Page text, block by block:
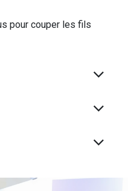
pour couper les fils